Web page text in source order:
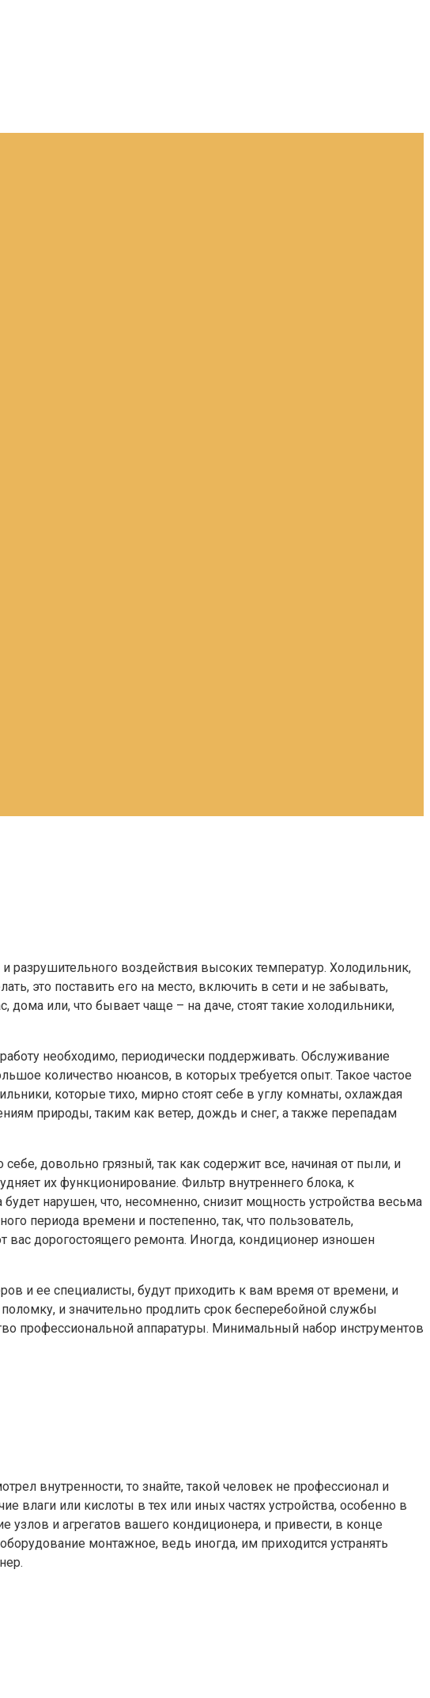
разрушительного воздействия высоких температур. Холодильник,
это поставить его на место, включить в сети и не забывать,
дома или, что бывает чаще – на даче, стоят такие холодильники,
необходимо, периодически поддерживать. Обслуживание
количество нюансов, в которых требуется опыт. Такое частое
которые тихо, мирно стоят себе в углу комнаты, охлаждая
природы, таким как ветер, дождь и снег, а также перепадам
довольно грязный, так как содержит все, начиная от пыли, и
их функционирование. Фильтр внутреннего блока, к
нарушен, что, несомненно, снизит мощность устройства весьма
периода времени и постепенно, так, что пользователь,
вас дорогостоящего ремонта. Иногда, кондиционер изношен
и ее специалисты, будут приходить к вам время от времени, и
и значительно продлить срок бесперебойной службы
профессиональной аппаратуры. Минимальный набор инструментов
внутренности, то знайте, такой человек не профессионал и
влаги или кислоты в тех или иных частях устройства, особенно в
узлов и агрегатов вашего кондиционера, и привести, в конце
монтажное, ведь иногда, им приходится устранять